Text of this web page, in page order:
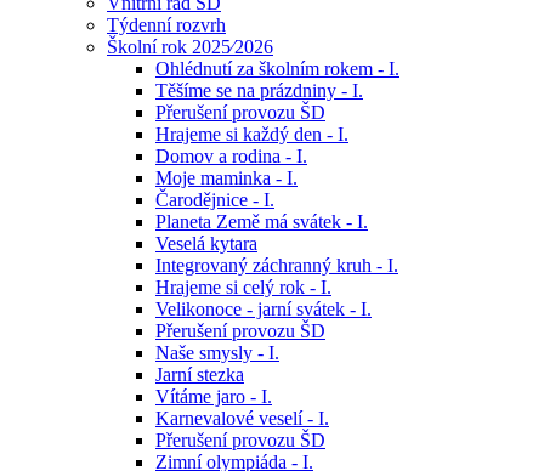
Týdenní rozvrh
Školní rok 2025⁄2026
Ohlédnutí za školním rokem - I.
Těšíme se na prázdniny - I.
Přerušení provozu ŠD
Hrajeme si každý den - I.
Domov a rodina - I.
Moje maminka - I.
Čarodějnice - I.
Planeta Země má svátek - I.
Veselá kytara
Integrovaný záchranný kruh - I.
Hrajeme si celý rok - I.
Velikonoce - jarní svátek - I.
Přerušení provozu ŠD
Naše smysly - I.
Jarní stezka
Vítáme jaro - I.
Karnevalové veselí - I.
Přerušení provozu ŠD
Zimní olympiáda - I.